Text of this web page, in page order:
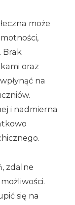
może
Brak
oraz
na
i nadmierna
zdalne
się na